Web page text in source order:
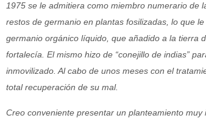
1975 se le admitiera como miembro numerario de
restos de germanio en plantas fosilizadas, lo que
germanio orgánico líquido, que añadido a la tierra
fortalecía. El mismo hizo de “conejillo de indias”
inmovilizado. Al cabo de unos meses con el
total recuperación de su mal.
Creo conveniente presentar un planteamiento muy